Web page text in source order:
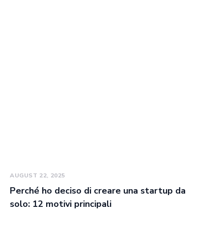
AUGUST 22, 2025
Perché ho deciso di creare una startup da
solo: 12 motivi principali